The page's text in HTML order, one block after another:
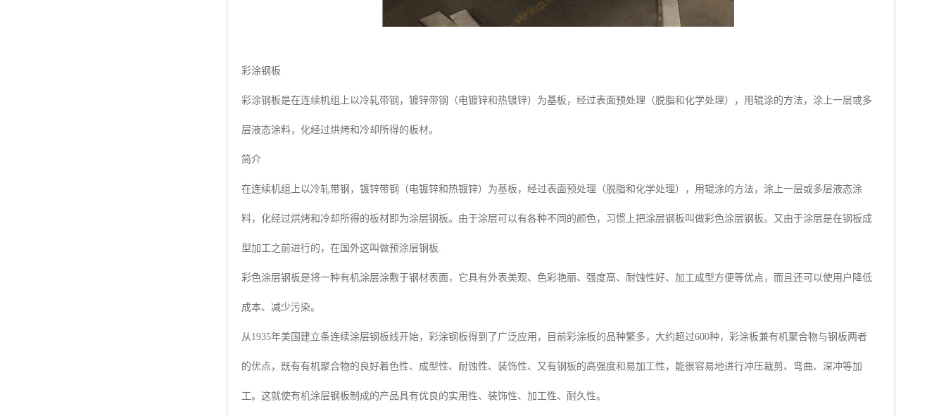
彩涂钢板
彩涂钢板是在连续机组上以冷轧带钢，镀锌带钢（电镀锌和热镀锌）为基板，经过表面预处理（脱脂和化学处理），用辊涂的方法，涂上一层或多
层液态涂料，化经过烘烤和冷却所得的板材。
简介
在连续机组上以冷轧带钢，镀锌带钢（电镀锌和热镀锌）为基板，经过表面预处理（脱脂和化学处理），用辊涂的方法，涂上一层或多层液态涂
料，化经过烘烤和冷却所得的板材即为涂层钢板。由于涂层可以有各种不同的颜色，习惯上把涂层钢板叫做彩色涂层钢板。又由于涂层是在钢板成
型加工之前进行的，在国外这叫做预涂层钢板.
彩色涂层钢板是将一种有机涂层涂敷于钢材表面，它具有外表美观、色彩艳丽、强度高、耐蚀性好、加工成型方便等优点，而且还可以使用户降低
成本、减少污染。
从1935年美国建立条连续涂层钢板线开始，彩涂钢板得到了广泛应用，目前彩涂板的品种繁多，大约超过600种，彩涂板兼有机聚合物与钢板两者
的优点，既有有机聚合物的良好着色性、成型性、耐蚀性、装饰性、又有钢板的高强度和易加工性，能很容易地进行冲压裁剪、弯曲、深冲等加
工。这就使有机涂层钢板制成的产品具有优良的实用性、装饰性、加工性、耐久性。